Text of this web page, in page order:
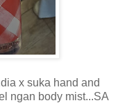
x suka hand and
ngan body mist...SA